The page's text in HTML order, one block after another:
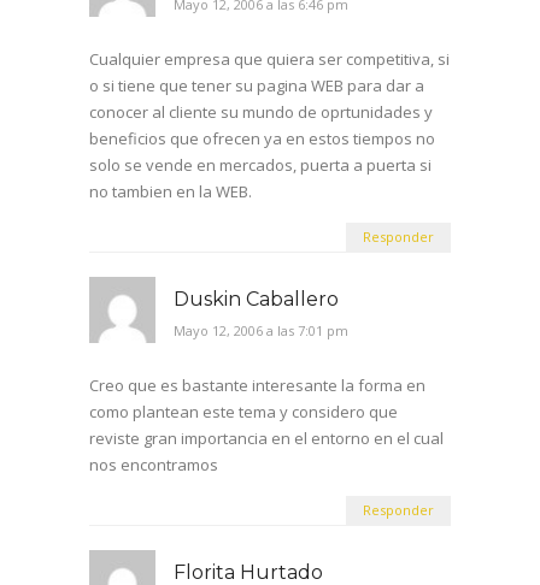
Mayo 12, 2006 a las 6:46 pm
Cualquier empresa que quiera ser competitiva, si
o si tiene que tener su pagina WEB para dar a
conocer al cliente su mundo de oprtunidades y
beneficios que ofrecen ya en estos tiempos no
solo se vende en mercados, puerta a puerta si
no tambien en la WEB.
Responder
Duskin Caballero
Mayo 12, 2006 a las 7:01 pm
Creo que es bastante interesante la forma en
como plantean este tema y considero que
reviste gran importancia en el entorno en el cual
nos encontramos
Responder
Florita Hurtado